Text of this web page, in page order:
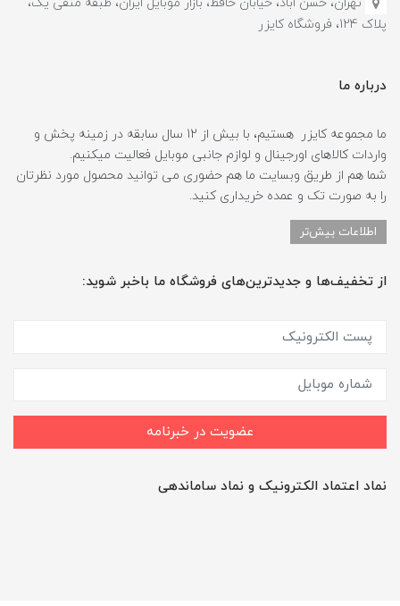
پلاک 124، فروشگاه کایزر
درباره ما
ما مجموعه کایزر هستیم، با بیش از 12 سال سابقه در زمینه پخش و
واردات کالاهای اورجینال و لوازم جانبی موبایل فعالیت میکنیم.
شما هم از طریق وبسایت ما هم حضوری می توانید محصول مورد نظرتان
را به صورت تک و عمده خریداری کنید.
اطلاعات بیش‌تر
از تخفیف‌ها و جدیدترین‌های فروشگاه ما باخبر شوید:
عضویت در خبرنامه
نماد اعتماد الکترونیک و نماد ساماندهی